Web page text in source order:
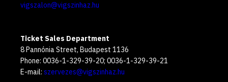
vigszalon@vigszinhaz.hu
Ticket Sales Department
8 Pannónia Street, Budapest 1136
Phone: 0036-1-329-39-20; 0036-1-329-39-21
E-mail: szervezes@vigszinhaz.hu